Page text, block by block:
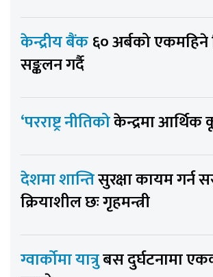
केन्द्रीय बैंक६० अर्बको एकमहिने
सङ्कलन गर्दै
‘परराष्ट्र नीतिकोकेन्द्रमा आर्थिक
देशमा शान्तिसुरक्षा कायम गर्न
क्रियाशील छः गृहमन्त्री
ग्वार्कोमा यात्रुबस दुर्घटनामा